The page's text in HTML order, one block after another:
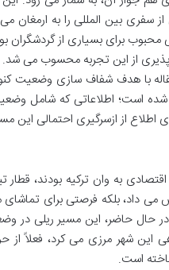
بین المللی را به ارمغان می
محبوب برای بسیاری از
از این تجربه محسوب می شد.
با هدف شفاف سازی وضعیت
شده است؛ اطلاعاتی که شامل
از ازسرگیری احتمالی این
به وان ترکیه بودند، قطار
داد، بلکه فرصتی برای تماشای
در حال حاضر، این مسیر ریلی در
این شهر مرزی می کرد، فعلاً
است.